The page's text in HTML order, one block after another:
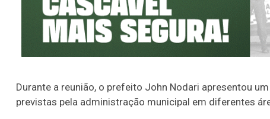
Durante a reunião, o prefeito John Nodari apresentou
previstas pela administração municipal em diferentes